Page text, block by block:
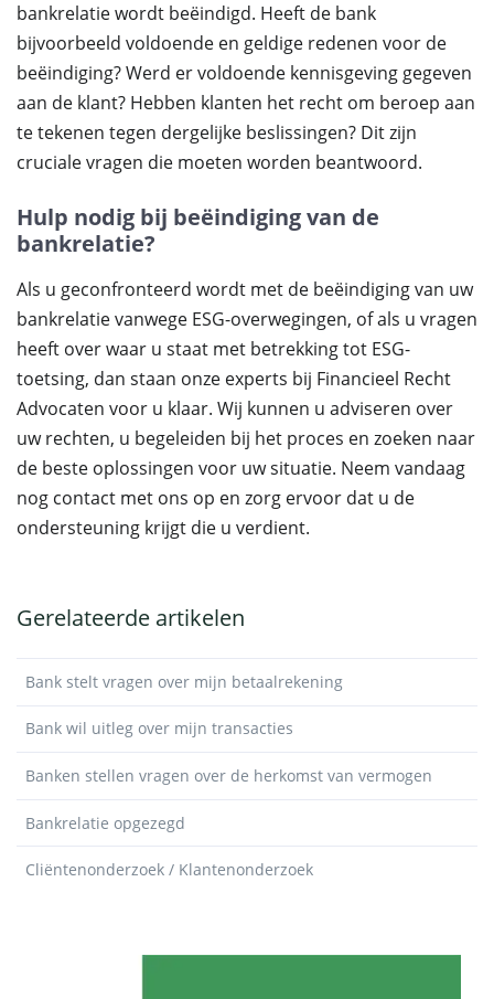
bankrelatie wordt beëindigd. Heeft de bank
bijvoorbeeld voldoende en geldige redenen voor de
beëindiging? Werd er voldoende kennisgeving gegeven
aan de klant? Hebben klanten het recht om beroep aan
te tekenen tegen dergelijke beslissingen? Dit zijn
cruciale vragen die moeten worden beantwoord.
Hulp nodig bij beëindiging van de
bankrelatie?
Als u geconfronteerd wordt met de beëindiging van uw
bankrelatie vanwege ESG-overwegingen, of als u vragen
heeft over waar u staat met betrekking tot ESG-
toetsing, dan staan onze experts bij Financieel Recht
Advocaten voor u klaar. Wij kunnen u adviseren over
uw rechten, u begeleiden bij het proces en zoeken naar
de beste oplossingen voor uw situatie. Neem vandaag
nog contact met ons op en zorg ervoor dat u de
ondersteuning krijgt die u verdient.
Gerelateerde artikelen
Bank stelt vragen over mijn betaalrekening
Bank wil uitleg over mijn transacties
Banken stellen vragen over de herkomst van vermogen
Bankrelatie opgezegd
Cliëntenonderzoek / Klantenonderzoek